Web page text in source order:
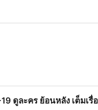
ดูละคร ย้อนหลัง เต็มเ